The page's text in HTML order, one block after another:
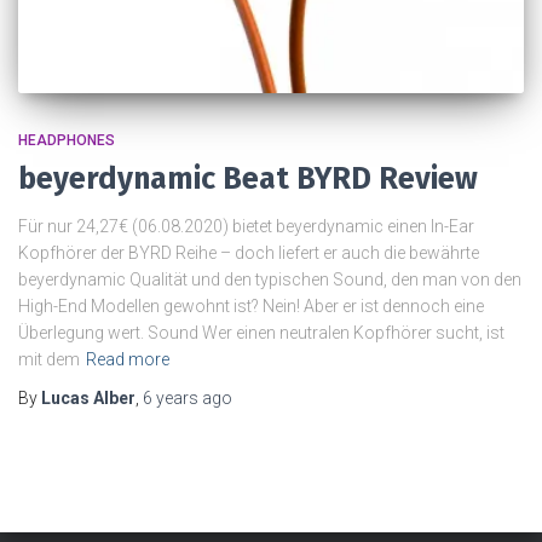
HEADPHONES
beyerdynamic Beat BYRD Review
Für nur 24,27€ (06.08.2020) bietet beyerdynamic einen In-Ear
Kopfhörer der BYRD Reihe – doch liefert er auch die bewährte
beyerdynamic Qualität und den typischen Sound, den man von den
High-End Modellen gewohnt ist? Nein! Aber er ist dennoch eine
Überlegung wert. Sound Wer einen neutralen Kopfhörer sucht, ist
mit dem Read more
By Lucas Alber 6 years ago